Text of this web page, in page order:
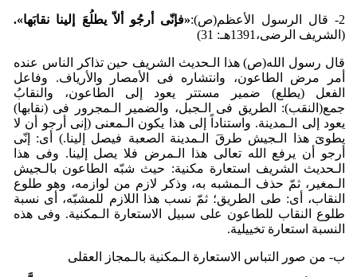
2- قال الرسول الأعظم(ص):
«فإنّی أرجُو ألاّ یطلُعَ إلینا نقابَها».
(الشریف الرضی،1391هـ: 31)
قال رسول الله(ص) هذا الـحدیث الشریف حین تذاکر الناس عنده
أمر مرض الطاعون، وانتشاره فی الأمصار والأریاف. وفاعل
الفعل (یطلع) ضمیر مستتر یعود إلی الطاعون، والنقابُ
جمع(النقب): الطریق فی الـجبل، والضمیر الـمجرور فی (نقابها)
یعود إلی الـمدینة. واستناداً إلی هذا یکون الـمعنی (إنی أرجو أن لا
یطویَ هذا الـجیش طرقَ الـمدینة الصعبة فیصل إلینا.) أی: إنّی
أرجو أن یرفع الله تعالی هذا الـمرض فلا یصل إلینا. وفی هذا
الـحدیث الشریف استعارة مکنیة: حیث شبّه الطاعون بالـجیش
الـمغیر، ثمّ حذف الـمشبه به، وذکر لازم من لوازمه، وهو طلوع
النقاب، أی: طی الطریق؛ ثمّ نسب هذا اللازم للمشبّه، أی نسبة
طلوع النقاب للطاعون علی سبیل الاستعارة الـمکنیة. وفی هذه
النسبة استعارة تخییلیة.
ب- من صور التباس الاستعارة الـمکنیة بالـمجاز العقلی